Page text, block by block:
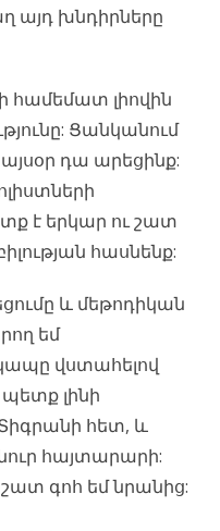
խնդիրները
համեմատ լիովին
Ցանկանում
այսօր դա արեցինք:
է երկար ու շատ
հասնենք:
և մեթոդիկան
եմ
վստահելով
պետք լինի
հետ, և
հայտարարի:
գոհ եմ նրանից: